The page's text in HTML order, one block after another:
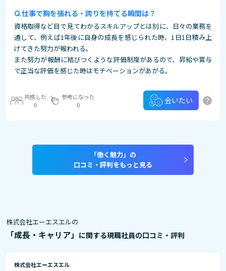
仕事で胸を張れる・誇りを持てる瞬間は？
資格取得など目で見てわかるスキルアップとは別に、日々の業務を
通して、例えば1年後に自身の成長を感じられた時、1日1日積み上
げてきた努力が報われる。
また努力が報酬に結びつくような評価制度があるので、昇給や賞与
で正当な評価を感じた時はモチベーションがあがる。
共感した
0
参考になった
0
会いたい ?
「働く魅力」の
口コミ・評判をもっと見る
株式会社エーエスエルの
「成長・キャリア」 に関する現職社員の口コミ・評判
株式会社エーエスエル